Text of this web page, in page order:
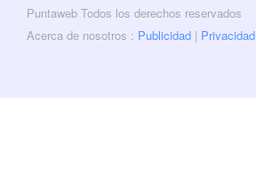
Puntaweb Todos los derechos reservados
Acerca de nosotros : Publicidad | Privacidad